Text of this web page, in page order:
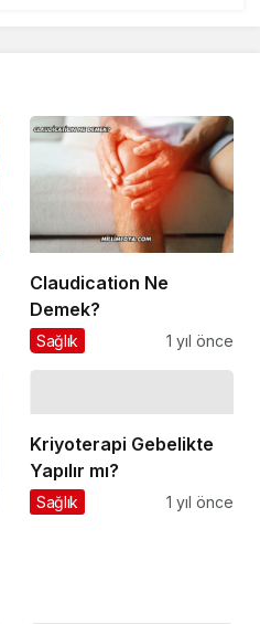
Claudication Ne
Demek?
Sağlık 1 yıl önce
Kriyoterapi Gebelikte
Yapılır mı?
Sağlık 1 yıl önce